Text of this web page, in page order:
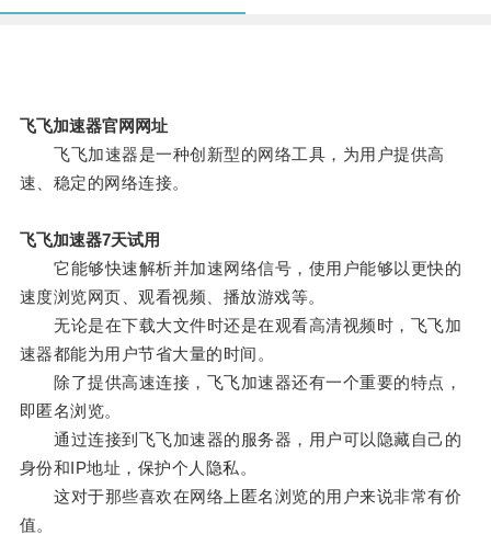
飞飞加速器官网网址
飞飞加速器是一种创新型的网络工具，为用户提供高
速、稳定的网络连接。
飞飞加速器7天试用
它能够快速解析并加速网络信号，使用户能够以更快的
速度浏览网页、观看视频、播放游戏等。
无论是在下载大文件时还是在观看高清视频时，飞飞加
速器都能为用户节省大量的时间。
除了提供高速连接，飞飞加速器还有一个重要的特点，
即匿名浏览。
通过连接到飞飞加速器的服务器，用户可以隐藏自己的
身份和IP地址，保护个人隐私。
这对于那些喜欢在网络上匿名浏览的用户来说非常有价
值。